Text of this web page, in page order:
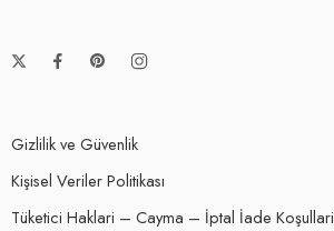
Gizlilik ve Güvenlik
Kişisel Veriler Politikası
Tüketici Haklari – Cayma – İptal İade Koşullari